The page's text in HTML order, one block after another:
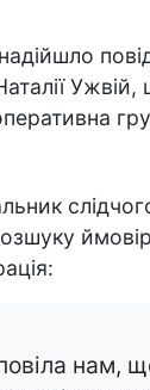
нам,